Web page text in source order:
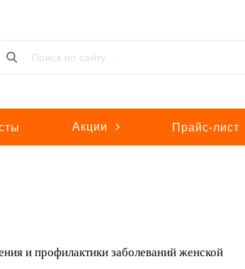
Акции Прайс-лист
и профилактики заболеваний женской